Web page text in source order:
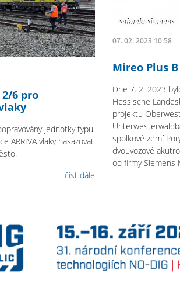
6 pro
jednotky typu
ARRIVA vlaky nasazovat
číst dále
07. 02. 2023 10:58
Mireo Plus
Dne 7. 2. 2023
Hessische
projektu
spolkové zemí
dvouvozové
od firmy Siemens